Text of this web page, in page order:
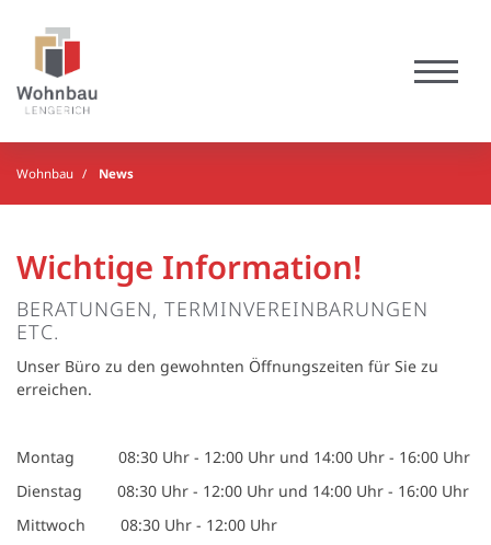
Wohnbau News
Wichtige Information!
BERATUNGEN, TERMINVEREINBARUNGEN
ETC.
Unser Büro zu den gewohnten Öffnungszeiten für Sie zu
erreichen.
Montag 08:30 Uhr - 12:00 Uhr und 14:00 Uhr - 16:00 Uhr
Dienstag 08:30 Uhr - 12:00 Uhr und 14:00 Uhr - 16:00 Uhr
Mittwoch 08:30 Uhr - 12:00 Uhr